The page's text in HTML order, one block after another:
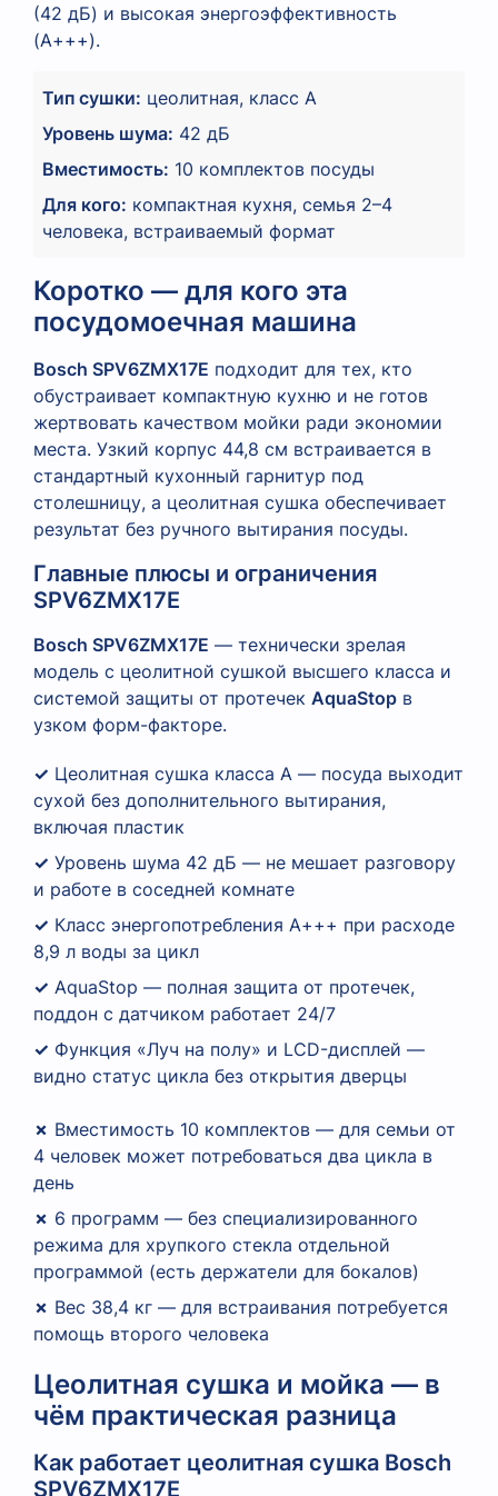
(42 дБ) и высокая энергоэффективность
(А+++).
Тип сушки: цеолитная, класс А
Уровень шума: 42 дБ
Вместимость: 10 комплектов посуды
Для кого: компактная кухня, семья 2–4
человека, встраиваемый формат
Коротко — для кого эта
посудомоечная машина
Bosch SPV6ZMX17E подходит для тех, кто
обустраивает компактную кухню и не готов
жертвовать качеством мойки ради экономии
места. Узкий корпус 44,8 см встраивается в
стандартный кухонный гарнитур под
столешницу, а цеолитная сушка обеспечивает
результат без ручного вытирания посуды.
Главные плюсы и ограничения
SPV6ZMX17E
Bosch SPV6ZMX17E — технически зрелая
модель с цеолитной сушкой высшего класса и
системой защиты от протечек AquaStop в
узком форм-факторе.
✓ Цеолитная сушка класса А — посуда выходит
сухой без дополнительного вытирания,
включая пластик
✓ Уровень шума 42 дБ — не мешает разговору
и работе в соседней комнате
✓ Класс энергопотребления А+++ при расходе
8,9 л воды за цикл
✓ AquaStop — полная защита от протечек,
поддон с датчиком работает 24/7
✓ Функция «Луч на полу» и LCD-дисплей —
видно статус цикла без открытия дверцы
✗ Вместимость 10 комплектов — для семьи от
4 человек может потребоваться два цикла в
день
✗ 6 программ — без специализированного
режима для хрупкого стекла отдельной
программой (есть держатели для бокалов)
✗ Вес 38,4 кг — для встраивания потребуется
помощь второго человека
Цеолитная сушка и мойка — в
чём практическая разница
Как работает цеолитная сушка Bosch
SPV6ZMX17E